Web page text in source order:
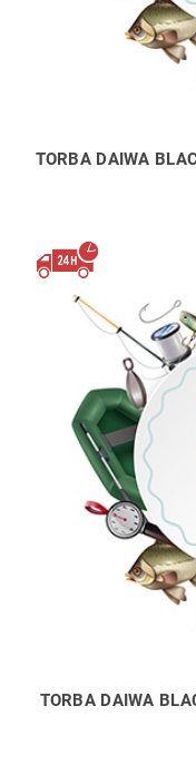
TORBA DAIWA
TORBA DAIWA